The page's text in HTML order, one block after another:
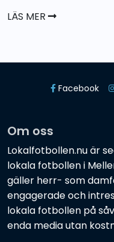
LÄS MER
Facebook
Om oss
Lokalfotbollen.nu är
lokala fotbollen i
gäller herr- som
engagerade och
lokala fotbollen på
enda media utan